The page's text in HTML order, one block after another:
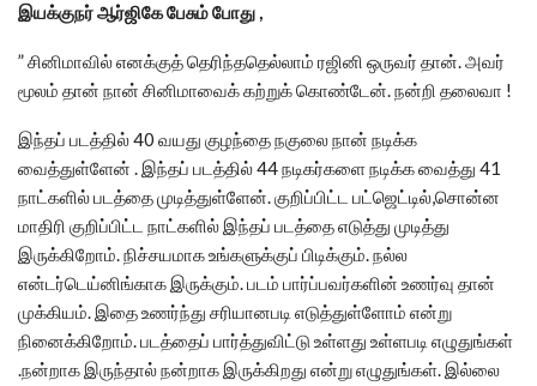
இயக்குநர் ஆர்ஜிகே பேசும் போது ,
” சினிமாவில் எனக்குத் தெரிந்ததெல்லாம் ரஜினி ஒருவர் தான். அவர்
மூலம் தான் நான் சினிமாவைக் கற்றுக் கொண்டேன். நன்றி தலைவா !
இந்தப் படத்தில் 40 வயது குழந்தை நகுலை நான் நடிக்க
வைத்துள்ளேன் . இந்தப் படத்தில் 44 நடிகர்களை நடிக்க வைத்து 41
நாட்களில் படத்தை முடித்துள்ளேன். குறிப்பிட்ட பட்ஜெட்டில்,சொன்ன
மாதிரி குறிப்பிட்ட நாட்களில் இந்தப் படத்தை எடுத்து முடித்து
இருக்கிறோம். நிச்சயமாக உங்களுக்குப் பிடிக்கும். நல்ல
என்டர்டெய்னிங்காக இருக்கும். படம் பார்ப்பவர்களின் உணர்வு தான்
முக்கியம். இதை உணர்ந்து சரியானபடி எடுத்துள்ளோம் என்று
நினைக்கிறோம். படத்தைப் பார்த்துவிட்டு உள்ளது உள்ளபடி எழுதுங்கள்
.நன்றாக இருந்தால் நன்றாக இருக்கிறது என்று எழுதுங்கள். இல்லை